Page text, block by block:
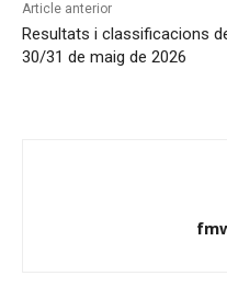
Article anterior
Resultats i classificacions
30/31 de maig de 2026